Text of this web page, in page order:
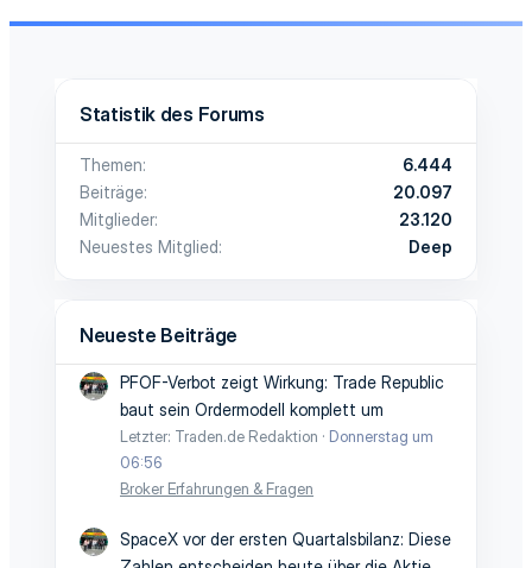
Statistik des Forums
Themen
6.444
Beiträge
20.097
Mitglieder
23.120
Neuestes Mitglied
Deep
Neueste Beiträge
PFOF-Verbot zeigt Wirkung: Trade Republic
baut sein Ordermodell komplett um
Letzter: Traden.de Redaktion
Donnerstag um
06:56
Broker Erfahrungen & Fragen
SpaceX vor der ersten Quartalsbilanz: Diese